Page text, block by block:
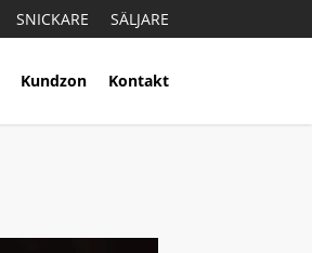
SNICKARE SÄLJARE
Kundzon Kontakt